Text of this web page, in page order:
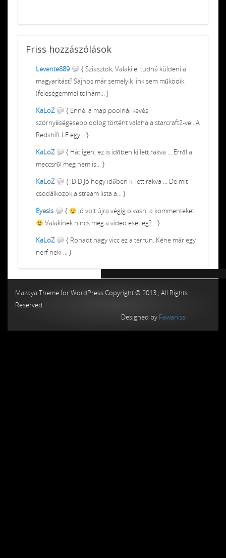
Friss hozzászólások
Levente889
{ Sziasztok, Valaki el tudná küldeni a
magyarítást? Sajnos már semelyik link sem működik.
(feleségemmel tolnám... }
KaLoZ
{ Ennél a map poolnál kevés
szörnyűségesebb dolog történt valaha a starcraft2-vel. A
Redshift LE egy... }
KaLoZ
{ Hát igen, ez is időben ki lett rakva ... Erről a
meccsről meg nem is... }
KaLoZ
{ :D:D Jó hogy időben ki lett rakva ... De mit
csodálkozok a stream lista a... }
Eyesis
{
Jó volt újra végig olvasni a kommenteket
Valakinek nincs meg a video esetleg?... }
KaLoZ
{ Rohadt nagy vicc ez a terrun. Kéne már egy
nerf neki ... }
Mazaya Theme for WordPress Copyright © 2013 , All Rights
Reserved
Designed by Fawaniss